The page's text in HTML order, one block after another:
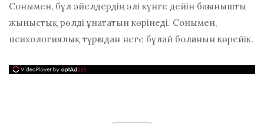
Сонымен, бұл әйелдердің әлі күнге дейін бағынышты
жыныстық рөлді ұнататын көрінеді. Сонымен,
психологиялық тұрғыдан неге бұлай болғанын көрейік.